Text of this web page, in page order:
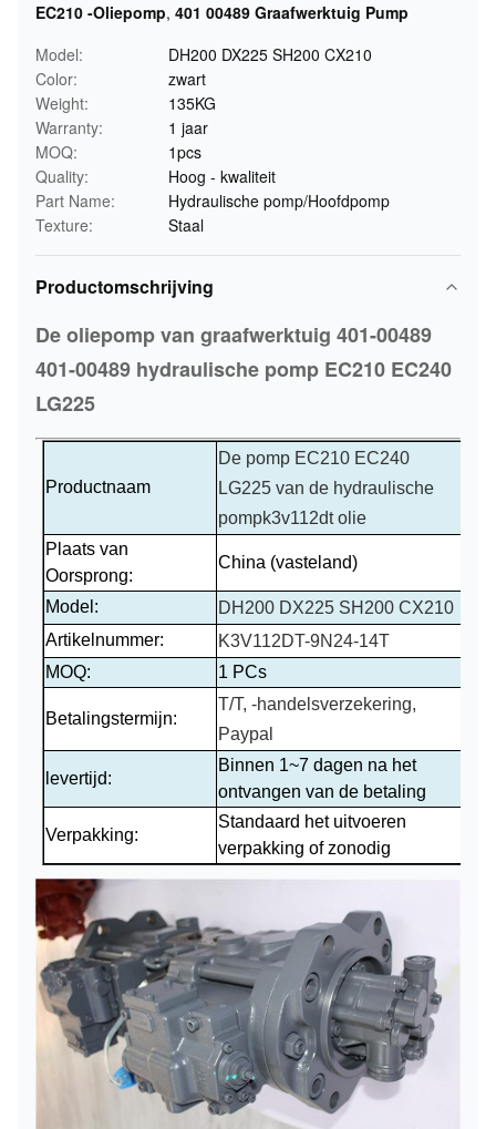
EC210 -Oliepomp, 401 00489 Graafwerktuig Pump
Model:
DH200 DX225 SH200 CX210
Color:
zwart
Weight:
135KG
Warranty:
1 jaar
MOQ:
1pcs
Quality:
Hoog - kwaliteit
Part Name:
Hydraulische pomp/Hoofdpomp
Texture:
Staal
Productomschrijving
De oliepomp van graafwerktuig 401-00489
401-00489 hydraulische pomp EC210 EC240
LG225
Productnaam
De pomp EC210 EC240
LG225 van de hydraulische
pompk3v112dt olie
Plaats van
Oorsprong:
China (vasteland)
Model:
DH200 DX225 SH200 CX210
Artikelnummer:
K3V112DT-9N24-14T
MOQ:
1 PCs
Betalingstermijn:
T/T, -handelsverzekering,
Paypal
levertijd:
Binnen 1~7 dagen na het
ontvangen van de betaling
Verpakking:
Standaard het uitvoeren
verpakking of zonodig